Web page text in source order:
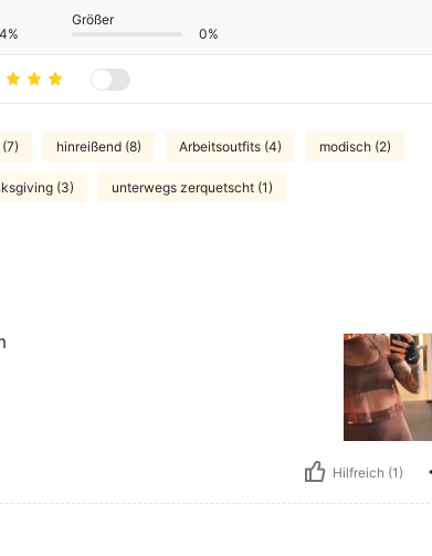
Größer
0%
hinreißend (8) Arbeitsoutfits (4) modisch (2)
(3) unterwegs zerquetscht (1)
Hilfreich (1)